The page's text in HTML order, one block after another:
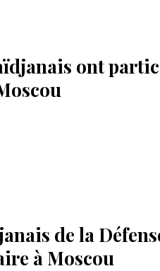
ont
de la
à Moscou